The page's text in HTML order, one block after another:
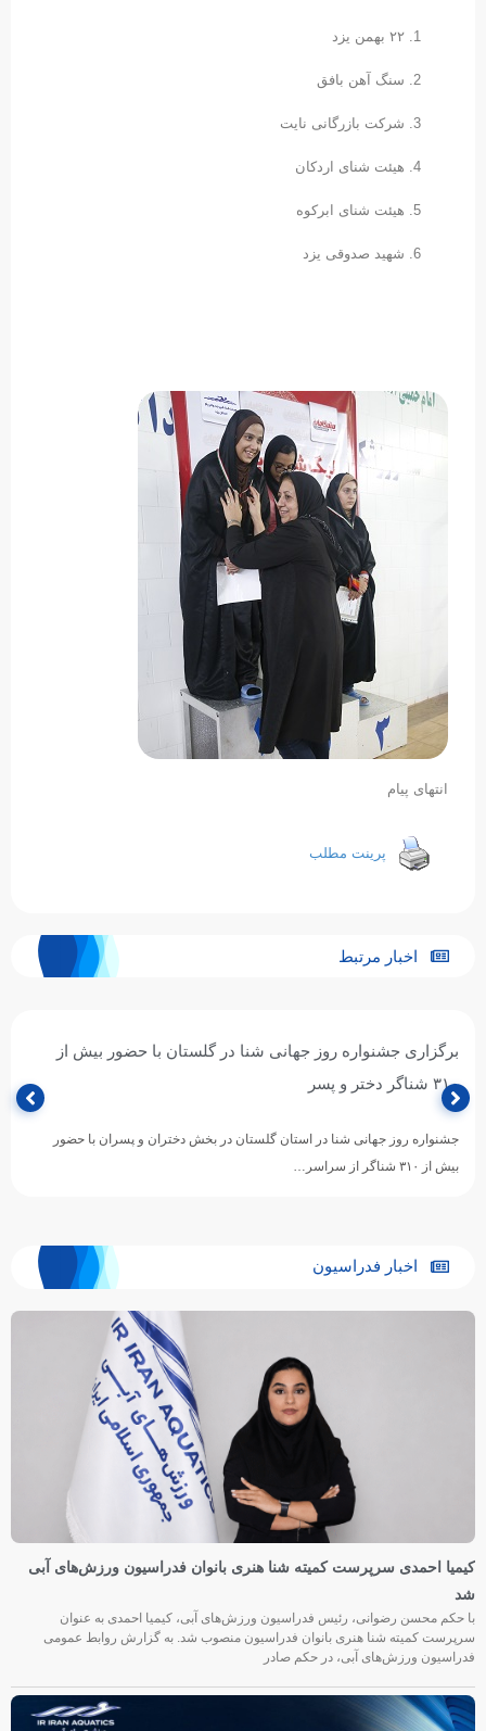
۲۲ بهمن یزد
سنگ آهن بافق
شرکت بازرگانی نایت
هیئت شنای اردکان
هیئت شنای ابرکوه
شهید صدوقی یزد
انتهای پیام
پرینت مطلب
اخبار مرتبط
برگزاری جشنواره روز جهانی شنا در گلستان با حضور بیش از
۳۱۰ شناگر دختر و پسر
جشنواره روز جهانی شنا در استان گلستان در بخش دختران و پسران با حضور
بیش از ۳۱۰ شناگر از سراسر…
اخبار فدراسیون
کیمیا احمدی سرپرست کمیته شنا هنری بانوان فدراسیون ورزش‌های آبی
شد
با حکم محسن رضوانی، رئیس فدراسیون ورزش‌های آبی، کیمیا احمدی به عنوان
سرپرست کمیته شنا هنری بانوان فدراسیون منصوب شد. به گزارش روابط عمومی
فدراسیون ورزش‌های آبی، در حکم صادر